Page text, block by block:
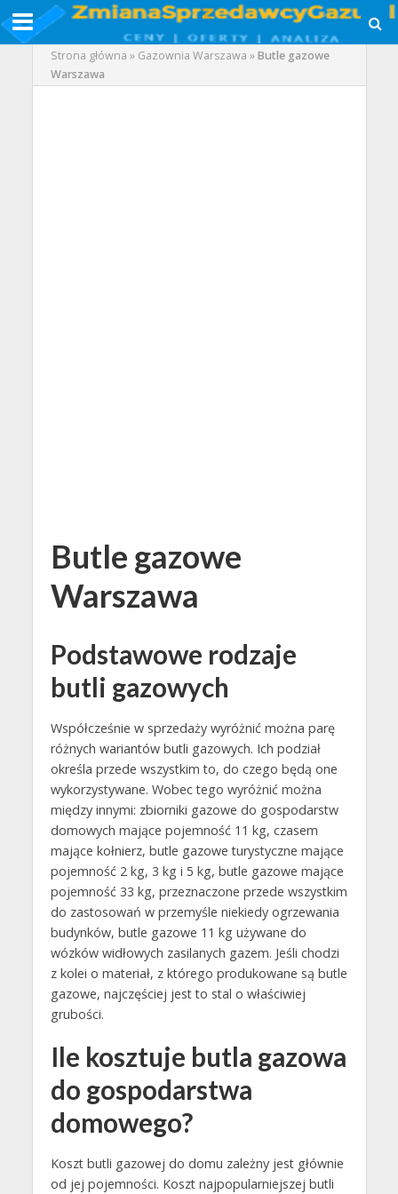
Strona główna » Gazownia Warszawa »Butle gazowe
Warszawa
Butle gazowe
Warszawa
Podstawowe rodzaje
butli gazowych
Współcześnie w sprzedaży wyróżnić można parę
różnych wariantów butli gazowych. Ich podział
określa przede wszystkim to, do czego będą one
wykorzystywane. Wobec tego wyróżnić można
między innymi: zbiorniki gazowe do gospodarstw
domowych mające pojemność 11 kg, czasem
mające kołnierz, butle gazowe turystyczne mające
pojemność 2 kg, 3 kg i 5 kg, butle gazowe mające
pojemność 33 kg, przeznaczone przede wszystkim
do zastosowań w przemyśle niekiedy ogrzewania
budynków, butle gazowe 11 kg używane do
wózków widłowych zasilanych gazem. Jeśli chodzi
z kolei o materiał, z którego produkowane są butle
gazowe, najczęściej jest to stal o właściwiej
grubości.
Ile kosztuje butla gazowa
do gospodarstwa
domowego?
Koszt butli gazowej do domu zależny jest głównie
od jej pojemności. Koszt najpopularniejszej butli